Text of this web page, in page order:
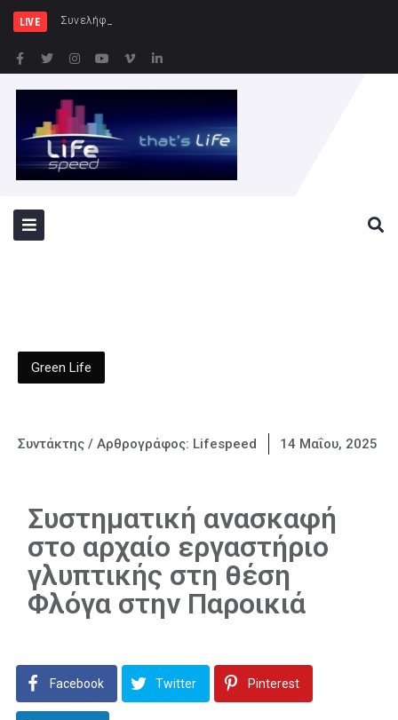
LIVE Συνελήφθησαν -3- άτομα για καλ
Green Life
Συντάκτης / Αρθρογράφος: Lifespeed 14 Μαΐου, 2025
Συστηματική ανασκαφή
στο αρχαίο εργαστήριο
γλυπτικής στη θέση
Φλόγα στην Παροικιά
Facebook Twitter Pinterest